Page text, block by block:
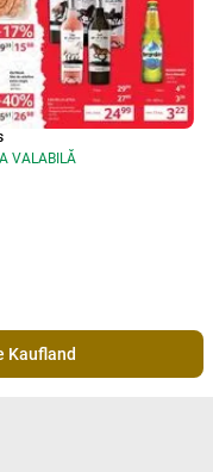
VALABILĂ
Kaufland